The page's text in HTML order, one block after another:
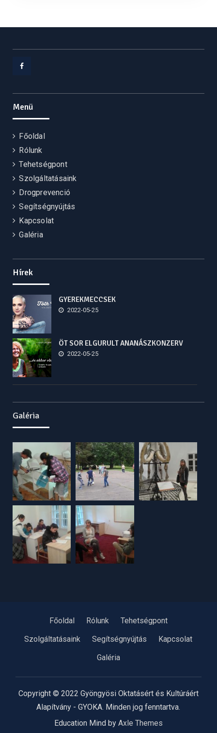
Menü
Főoldal
Rólunk
Tehetségpont
Szolgáltatásaink
Drogprevenció
Segítségnyújtás
Kapcsolat
Galéria
Hírek
GYEREKMECCSEK
2022-05-25
ÖT SOR ELGURULT ANANÁSZKONZERV
2022-05-25
Galéria
Főoldal Rólunk
Tehetségpont
Szolgáltatásaink
Segítségnyújtás
Kapcsolat
Galéria
Copyright © 2022 Gyöngyösi Oktatásért és Kultúráért
Alapítvány - GYOKA. Minden jog fenntartva.
Education Mind by Axle Themes